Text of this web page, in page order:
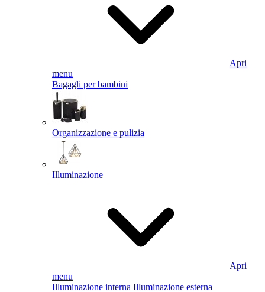
Apri
menu
Bagagli per bambini
Organizzazione e pulizia
Illuminazione
Apri
menu
Illuminazione interna Illuminazione esterna